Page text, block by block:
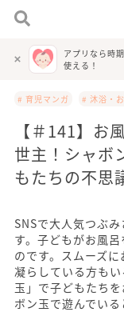
アプリなら時
使える！
# 育児マンガ # 沐浴・
【＃141】お
世主！シャボ
もたちの不思
SNSで大人気つぶ
す。子どもがお風
のです。スムーズ
凝らしている方も
玉」で子どもたち
ボン玉で遊んでい